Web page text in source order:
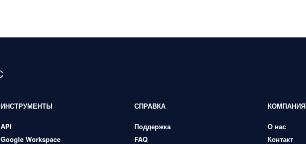
ИНСТРУМЕНТЫ
API
Google Workspace
СПРАВКА
Поддержка
FAQ
КОМПАНИЯ
О нас
Контакт